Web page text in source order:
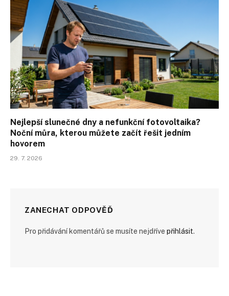
Nejlepší slunečné dny a nefunkční fotovoltaika?
Noční můra, kterou můžete začít řešit jedním
hovorem
29. 7. 2026
ZANECHAT ODPOVĚĎ
Pro přidávání komentářů se musíte nejdříve přihlásit.